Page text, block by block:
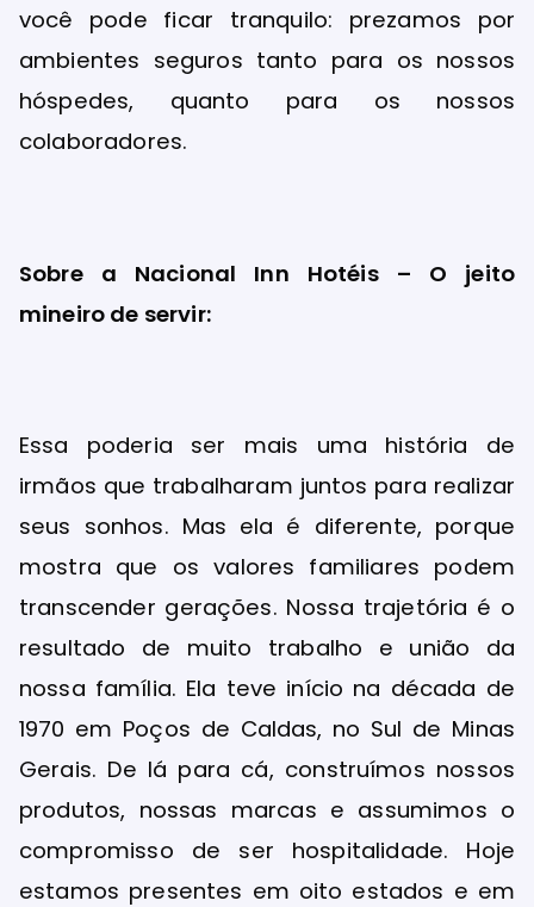
você pode ficar tranquilo: prezamos por
ambientes seguros tanto para os nossos
hóspedes, quanto para os nossos
colaboradores.
Sobre a Nacional Inn Hotéis – O jeito
mineiro de servir:
Essa poderia ser mais uma história de
irmãos que trabalharam juntos para realizar
seus sonhos. Mas ela é diferente, porque
mostra que os valores familiares podem
transcender gerações. Nossa trajetória é o
resultado de muito trabalho e união da
nossa família. Ela teve início na década de
1970 em Poços de Caldas, no Sul de Minas
Gerais. De lá para cá, construímos nossos
produtos, nossas marcas e assumimos o
compromisso de ser hospitalidade. Hoje
estamos presentes em oito estados e em